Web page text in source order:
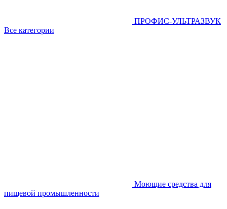
ПРОФИС-УЛЬТРАЗВУК
Все категории
Моющие средства для
пищевой промышленности